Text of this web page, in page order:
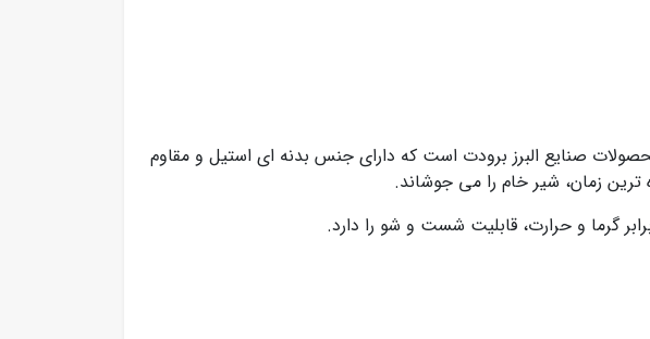
صنایع البرز برودت است که دارای جنس بدنه ای استیل و مقاوم
ترین زمان، شیر خام را می جوشاند.
گرما و حرارت، قابلیت شست و شو را دارد.